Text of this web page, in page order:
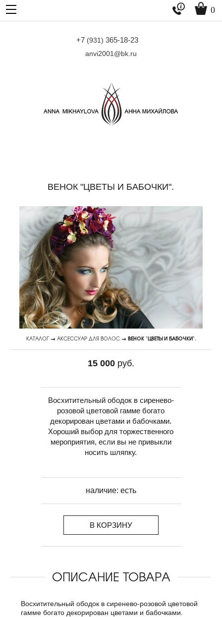
+7 (931) 365-18-23
anvi2001@bk.ru
  0
ВЕНОК "ЦВЕТЫ И БАБОЧКИ".
КАТАЛОГ→ АКСЕССУАР ДЛЯ ВОЛОС→ ВЕНОК "ЦВЕТЫ И БАБОЧКИ".
Восхитительный ободок в сиренево-
розовой цветовой гамме богато
декорирован цветами и бабочками.
Хороший выбор для торжественного
мероприятия, если вы не привыкли
носить шляпку.
наличие: есть
15 000руб.
В КОРЗИНУ
ОПИСАНИЕ ТОВАРА
Восхитительный ободок в сиренево-розовой цветовой
гамме богато декорирован цветами и бабочками.